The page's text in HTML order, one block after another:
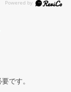
です。